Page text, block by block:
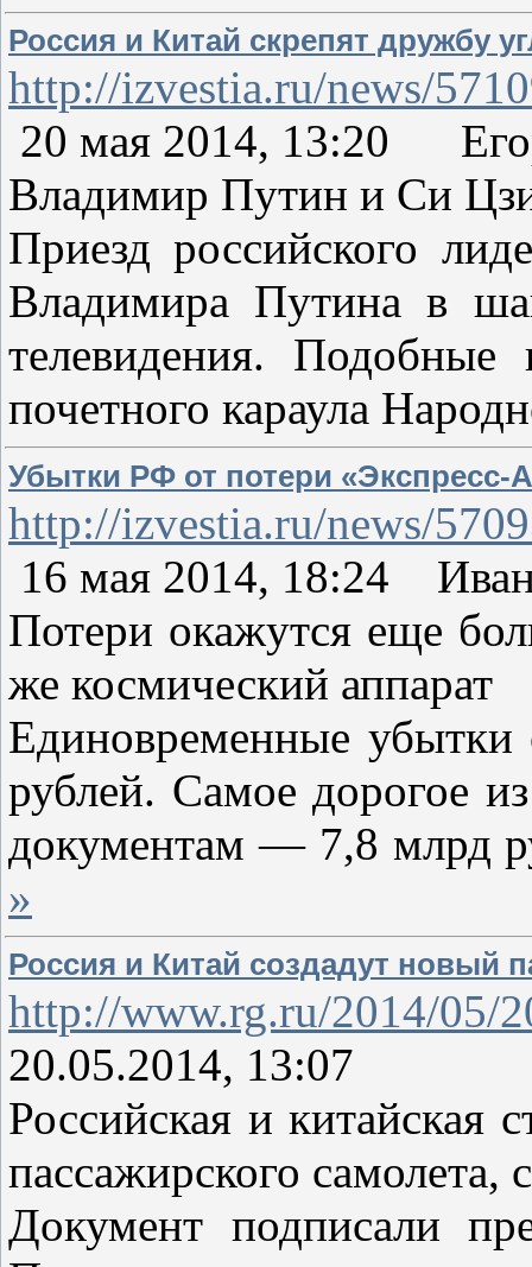
Россия и Китай скрепят дружбу
http://izvestia.ru/news/
20 мая 2014, 13:20
Владимир Путин и Си
Приезд российского
Владимира Путина в
телевидения.
почетного караула
Убытки РФ от потери «Экспресс-
http://izvestia.ru/news/
16 мая 2014, 18:24
Потери окажутся еще
же космический аппарат
Единовременные убытки
рублей. Самое дорогое
документам — 7,8 млрд
»
Россия и Китай создадут новый
http://www.rg.ru/2014/05/
20.05.2014, 13:07
Российская и китайская
пассажирского
Документ подписали